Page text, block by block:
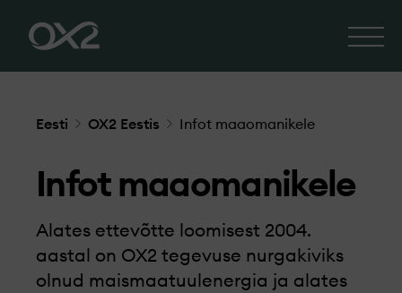
Eesti OX2 Eestis Infot maaomanikele
Infot maaomanikele
Alates ettevõtte loomisest 2004.
aastal on OX2 tegevuse nurgakiviks
olnud maismaatuulenergia ja alates